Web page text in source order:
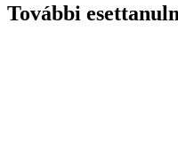
További